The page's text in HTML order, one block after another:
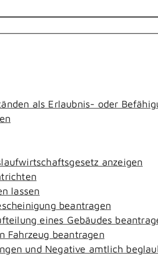
als Erlaubnis- oder
anzeigen
lassen
beantragen
eines Gebäudes
Fahrzeug beantragen
und Negative amtlich